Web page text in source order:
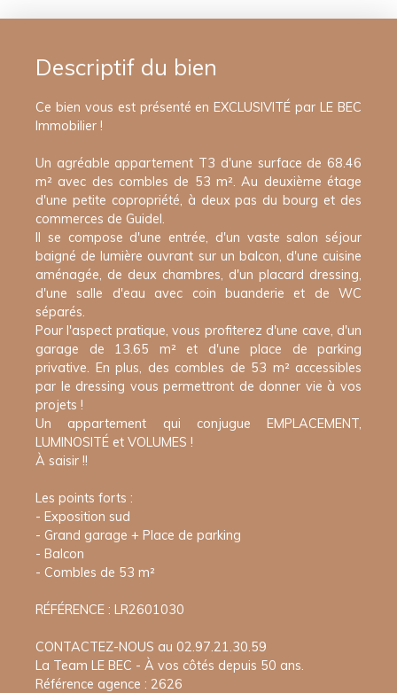
Descriptif du bien
Ce bien vous est présenté en EXCLUSIVITÉ par LE BEC
Immobilier !
Un agréable appartement T3 d'une surface de 68.46
m² avec des combles de 53 m². Au deuxième étage
d'une petite copropriété, à deux pas du bourg et des
commerces de Guidel.
Il se compose d'une entrée, d'un vaste salon séjour
baigné de lumière ouvrant sur un balcon, d'une cuisine
aménagée, de deux chambres, d'un placard dressing,
d'une salle d'eau avec coin buanderie et de WC
séparés.
Pour l'aspect pratique, vous profiterez d'une cave, d'un
garage de 13.65 m² et d'une place de parking
privative. En plus, des combles de 53 m² accessibles
par le dressing vous permettront de donner vie à vos
projets !
Un appartement qui conjugue EMPLACEMENT,
LUMINOSITÉ et VOLUMES !
À saisir !!
Les points forts :
- Exposition sud
- Grand garage + Place de parking
- Balcon
- Combles de 53 m²
RÉFÉRENCE : LR2601030
CONTACTEZ-NOUS au 02.97.21.30.59
La Team LE BEC - À vos côtés depuis 50 ans.
Référence agence : 2626